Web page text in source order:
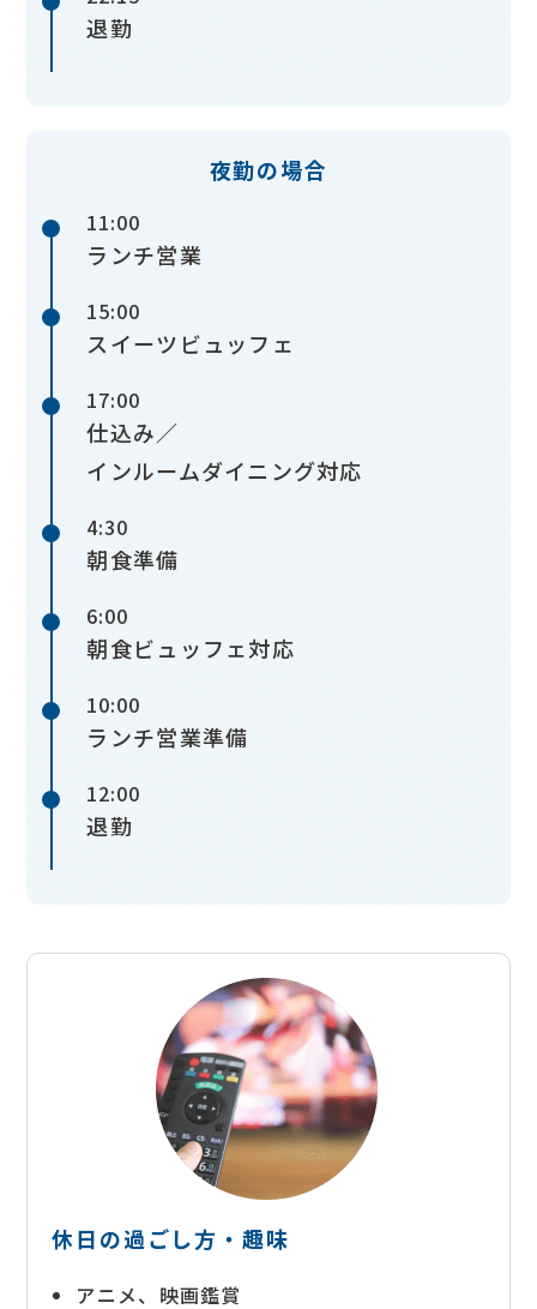
退勤
夜勤の場合
11:00
ランチ営業
15:00
スイーツビュッフェ
17:00
仕込み／
インルームダイニング対応
4:30
朝食準備
6:00
朝食ビュッフェ対応
10:00
ランチ営業準備
12:00
退勤
休日の過ごし方・趣味
アニメ、映画鑑賞